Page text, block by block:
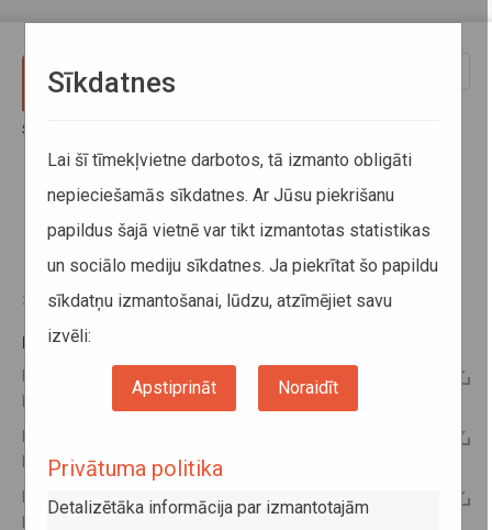
Sākums
Latvijas - Rumānijas kopējo
komisiju protokoli
21. maijs 2024
PAPILDU INFORMĀCIJA:
Latvijas - Rumānijas 2024.gada kopējās komisijas
protokols
protokols
Latvijas - Rumānijas 2004.gada kopējās komisijas
protokols
Sīkdatnes
Lai šī tīmekļvietne darbotos, tā izmanto obligāti
nepieciešamās sīkdatnes. Ar Jūsu piekrišanu
papildus šajā vietnē var tikt izmantotas statistikas
un sociālo mediju sīkdatnes. Ja piekrītat šo papildu
sīkdatņu izmantošanai, lūdzu, atzīmējiet savu
izvēli:
Apstiprināt Noraidīt
Privātuma politika
Detalizētāka informācija par izmantotajām